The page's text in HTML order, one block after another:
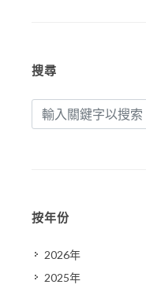
搜尋
按年份
2026年
2025年